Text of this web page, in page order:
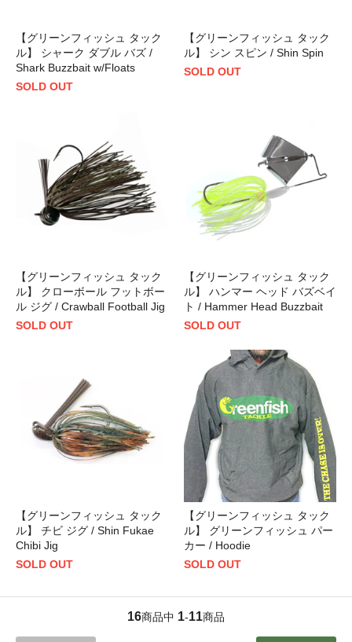
【グリーンフィッシュ タック
ル】 シャーク ダブル バズ /
Shark Buzzbait w/Floats
SOLD OUT
【グリーンフィッシュ タック
ル】 シン スピン / Shin Spin
SOLD OUT
【グリーンフィッシュ タック
ル】 クローボール フットボー
ル ジグ / Crawball Football Jig
SOLD OUT
【グリーンフィッシュ タック
ル】 ハンマー ヘッド バズベイ
ト / Hammer Head Buzzbait
SOLD OUT
【グリーンフィッシュ タック
ル】 チビ ジグ / Shin Fukae
Chibi Jig
SOLD OUT
【グリーンフィッシュ タック
ル】 グリーンフィッシュ パー
カー / Hoodie
SOLD OUT
16商品中 1-11商品